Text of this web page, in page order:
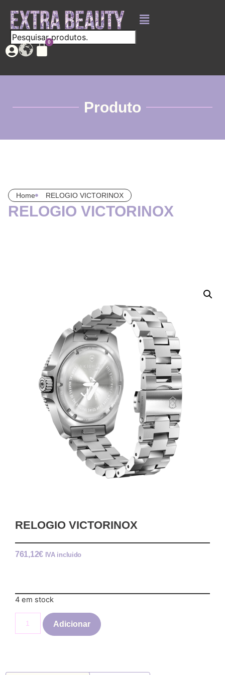
Produto
Home RELOGIO VICTORINOX
RELOGIO VICTORINOX
RELOGIO VICTORINOX
761,12€ IVA incluido
4 em stock
Adicionar